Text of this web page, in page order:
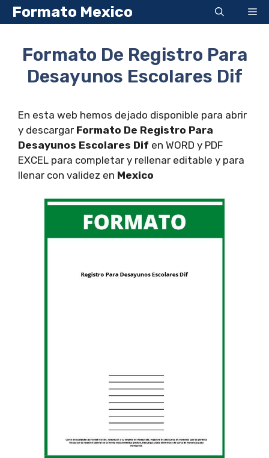
Saltar
al
Formato Mexico
Formato De Registro Para
Desayunos Escolares Dif
En esta web hemos dejado disponible para abrir
y descargar Formato De Registro Para
Desayunos Escolares Dif en WORD y PDF
EXCEL para completar y rellenar editable y para
llenar con validez en Mexico